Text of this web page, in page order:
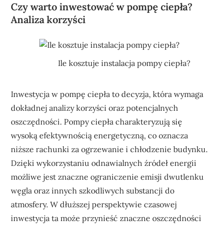
Czy warto inwestować w pompę ciepła?
Analiza korzyści
Ile kosztuje instalacja pompy ciepła?
Inwestycja w pompę ciepła to decyzja, która wymaga
dokładnej analizy korzyści oraz potencjalnych
oszczędności. Pompy ciepła charakteryzują się
wysoką efektywnością energetyczną, co oznacza
niższe rachunki za ogrzewanie i chłodzenie budynku.
Dzięki wykorzystaniu odnawialnych źródeł energii
możliwe jest znaczne ograniczenie emisji dwutlenku
węgla oraz innych szkodliwych substancji do
atmosfery. W dłuższej perspektywie czasowej
inwestycja ta może przynieść znaczne oszczędności